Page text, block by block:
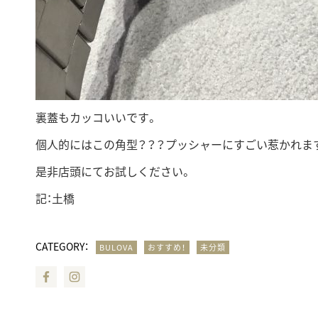
裏蓋もカッコいいです。
個人的にはこの角型？？？プッシャーにすごい惹かれま
是非店頭にてお試しください。
記：土橋
CATEGORY： BULOVA おすすめ！ 未分類
Facebook